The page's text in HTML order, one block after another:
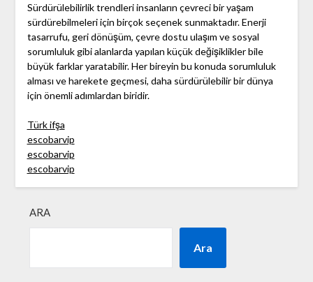
Sürdürülebilirlik trendleri insanların çevreci bir yaşam
sürdürebilmeleri için birçok seçenek sunmaktadır. Enerji
tasarrufu, geri dönüşüm, çevre dostu ulaşım ve sosyal
sorumluluk gibi alanlarda yapılan küçük değişiklikler bile
büyük farklar yaratabilir. Her bireyin bu konuda sorumluluk
alması ve harekete geçmesi, daha sürdürülebilir bir dünya
için önemli adımlardan biridir.
Türk ifşa
escobarvip
escobarvip
escobarvip
ARA
Ara